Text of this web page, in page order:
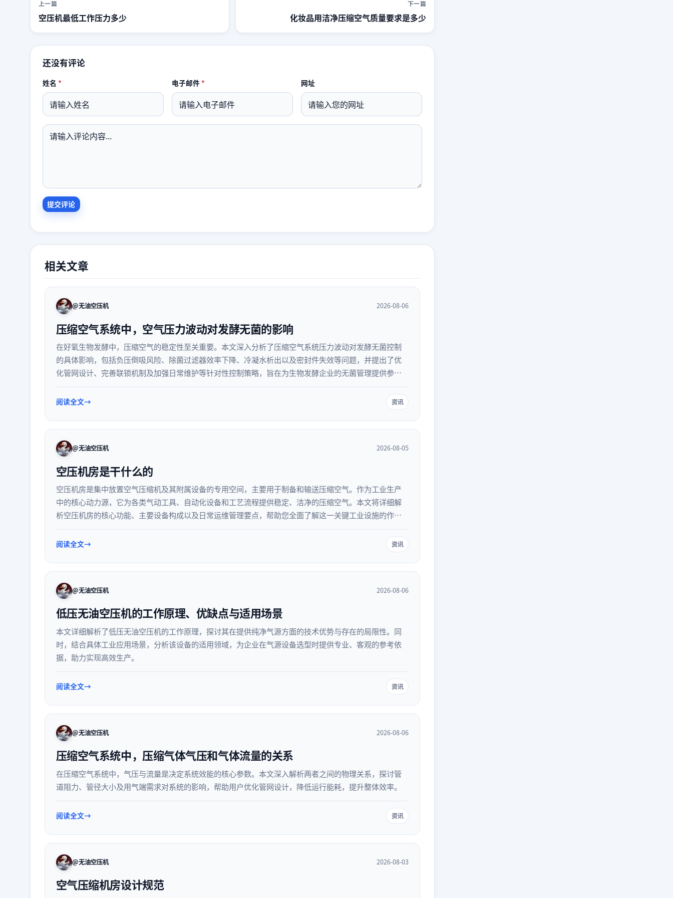
上一篇
空压机最低工作压力多少
下一篇
化妆品用洁净压缩空气质量要求是多少
还没有评论
姓名 * 电子邮件* 网址
相关文章
@无油空压机 2026-08-06
压缩空气系统中，空气压力波动对发酵无菌的影响
在好氧生物发酵中，压缩空气的稳定性至关重要。本文深入分析了压缩空气系统压力波动对发酵无菌控制
的具体影响，包括负压倒吸风险、除菌过滤器效率下降、冷凝水析出以及密封件失效等问题，并提出了优
化管网设计、完善联锁机制及加强日常维护等针对性控制策略，旨在为生物发酵企业的无菌管理提供参
阅读全文 资讯
@无油空压机 2026-08-05
空压机房是干什么的
空压机房是集中放置空气压缩机及其附属设备的专用空间，主要用于制备和输送压缩空气。作为工业生产
中的核心动力源，它为各类气动工具、自动化设备和工艺流程提供稳定、洁净的压缩空气。本文将详细解
析空压机房的核心功能、主要设备构成以及日常运维管理要点，帮助您全面了解这一关键工业设施的作
阅读全文 资讯
@无油空压机 2026-08-06
低压无油空压机的工作原理、优缺点与适用场景
本文详细解析了低压无油空压机的工作原理，探讨其在提供纯净气源方面的技术优势与存在的局限性。同
时，结合具体工业应用场景，分析该设备的适用领域，为企业在气源设备选型时提供专业、客观的参考依
据，助力实现高效生产。
阅读全文 资讯
@无油空压机 2026-08-06
压缩空气系统中，压缩气体气压和气体流量的关系
在压缩空气系统中，气压与流量是决定系统效能的核心参数。本文深入解析两者之间的物理关系，探讨管
道阻力、管径大小及用气端需求对系统的影响，帮助用户优化管网设计，降低运行能耗，提升整体效率。
阅读全文 资讯
@无油空压机 2026-08-03
空气压缩机房设计规范